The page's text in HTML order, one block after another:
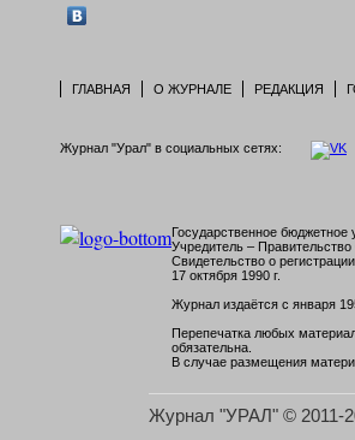
ГЛАВНАЯ О ЖУРНАЛЕ РЕДАКЦИЯ
Журнал "Урал" в социальных сетях:
Государственное
Учредитель – Правительство
Свидетельство о
17 октября 1990 г.
Журнал издаётся с января
Перепечатка любых
обязательна.
В случае размещения
Журнал "УРАЛ" © 2011-